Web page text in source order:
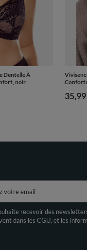
Dentelle À
noir
votre email
recevoir des
dans les CGU, et les